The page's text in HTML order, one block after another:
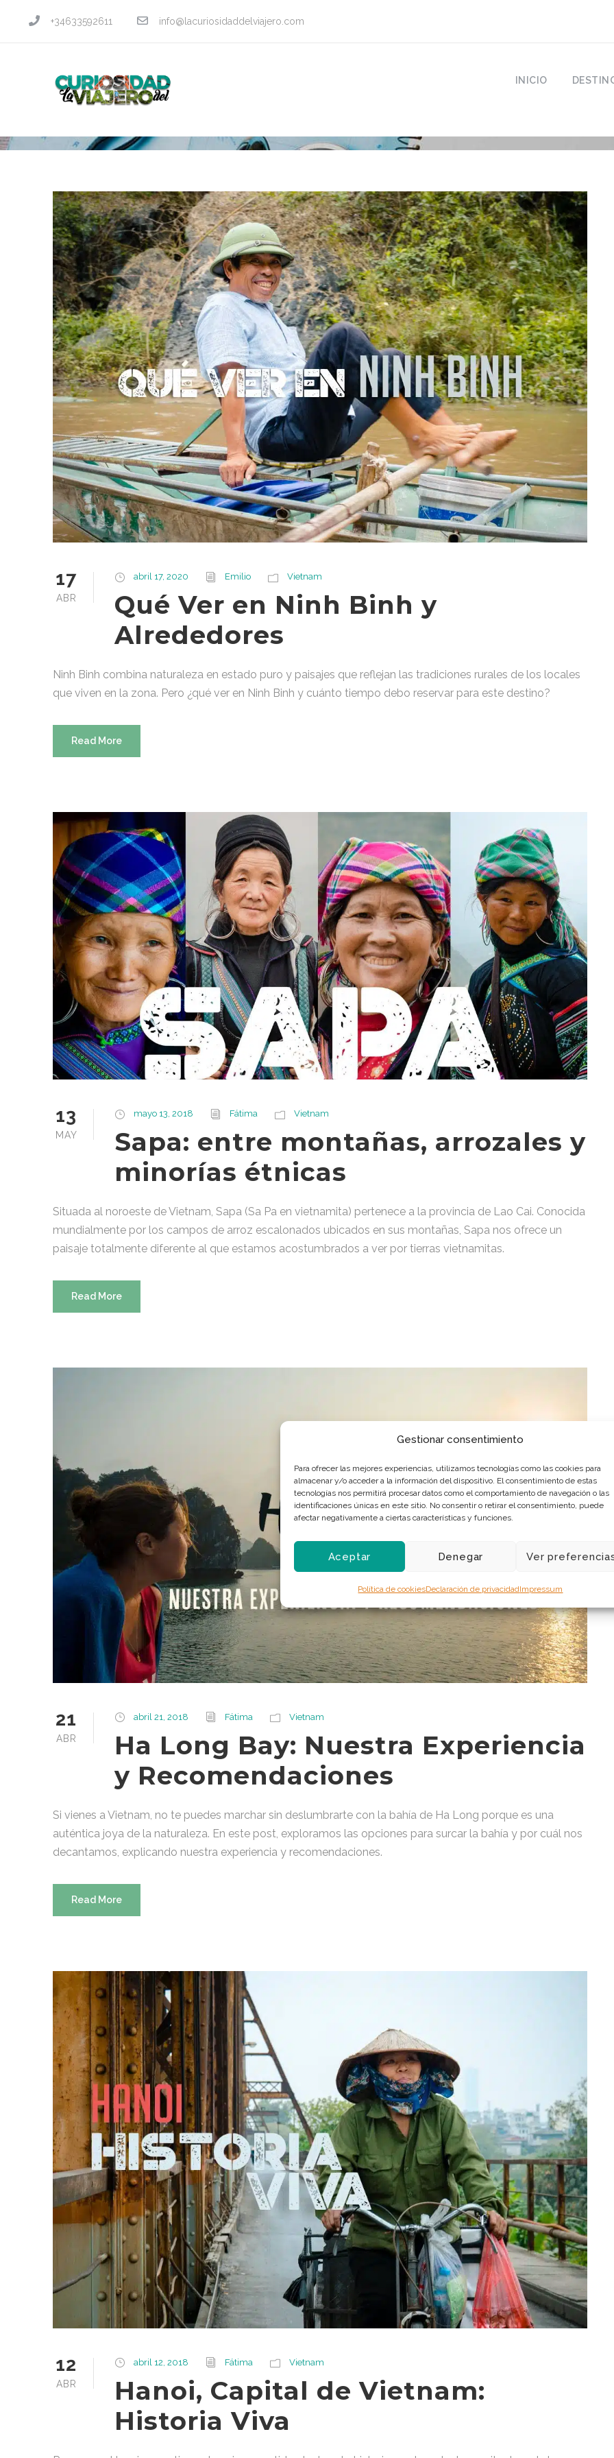
Gestionar consentimiento
Para ofrecer las mejores experiencias, utilizamos tecnologías como las cookies para
almacenar y/o acceder a la información del dispositivo. El consentimiento de estas
tecnologías nos permitirá procesar datos como el comportamiento de navegación o las
identificaciones únicas en este sitio. No consentir o retirar el consentimiento, puede
afectar negativamente a ciertas características y funciones.
Aceptar Denegar Ver
Política de cookiesDeclaración de privacidadImpressum
+34633592611 info@lacuriosidaddelviajero.com
INICIO
17
ABR
abril 17, 2020 Emilio Vietnam
Qué Ver en Ninh Binh y
Alrededores
Ninh Binh combina naturaleza en estado puro y paisajes que reflejan las tradiciones rurales de los locales
que viven en la zona. Pero ¿qué ver en Ninh Binh y cuánto tiempo debo reservar para este destino?
Read More
13
MAY
mayo 13, 2018 Fátima Vietnam
Sapa: entre montañas, arrozales y
minorías étnicas
Situada al noroeste de Vietnam, Sapa (Sa Pa en vietnamita) pertenece a la provincia de Lao Cai. Conocida
mundialmente por los campos de arroz escalonados ubicados en sus montañas, Sapa nos ofrece un
paisaje totalmente diferente al que estamos acostumbrados a ver por tierras vietnamitas.
Read More
21
ABR
abril 21, 2018 Fátima Vietnam
Ha Long Bay: Nuestra Experiencia
y Recomendaciones
Si vienes a Vietnam, no te puedes marchar sin deslumbrarte con la bahía de Ha Long porque es una
auténtica joya de la naturaleza. En este post, exploramos las opciones para surcar la bahía y por cuál nos
decantamos, explicando nuestra experiencia y recomendaciones.
Read More
12
ABR
abril 12, 2018 Fátima Vietnam
Hanoi, Capital de Vietnam:
Historia Viva